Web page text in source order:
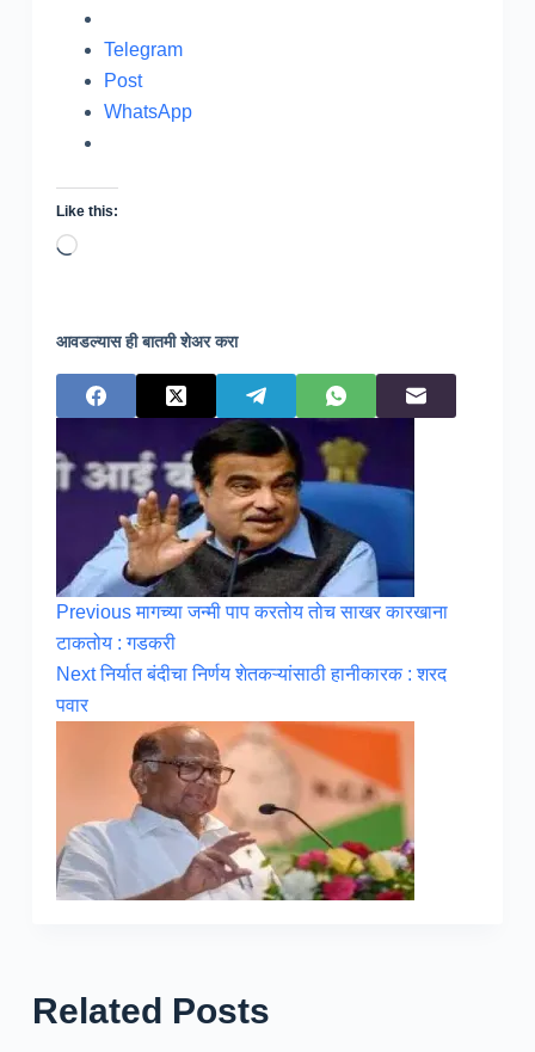
Telegram
Post
WhatsApp
Like this:
Loading…
आवडल्यास ही बातमी शेअर करा
Previousमागच्या जन्मी पाप करतोय तोच साखर कारखाना
टाकतोय : गडकरी
Nextनिर्यात बंदीचा निर्णय शेतकऱ्यांसाठी हानीकारक : शरद
पवार
Related Posts